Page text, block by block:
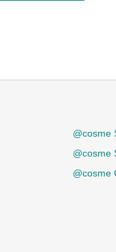
@cosme
@cosme
@cosme